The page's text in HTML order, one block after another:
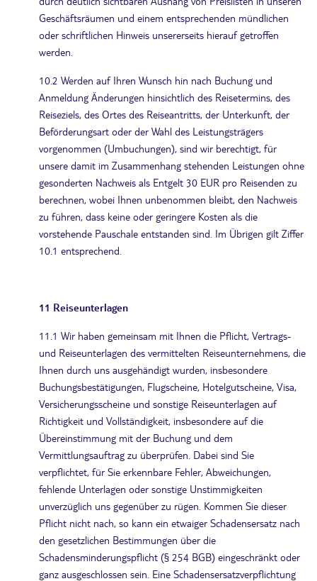
Geschäftsräumen und einem entsprechenden mündlichen
oder schriftlichen Hinweis unsererseits hierauf getroffen
werden.
10.2 Werden auf Ihren Wunsch hin nach Buchung und
Anmeldung Änderungen hinsichtlich des Reisetermins, des
Reiseziels, des Ortes des Reiseantritts, der Unterkunft, der
Beförderungsart oder der Wahl des Leistungsträgers
vorgenommen (Umbuchungen), sind wir berechtigt, für
unsere damit im Zusammenhang stehenden Leistungen ohne
gesonderten Nachweis als Entgelt 30 EUR pro Reisenden zu
berechnen, wobei Ihnen unbenommen bleibt, den Nachweis
zu führen, dass keine oder geringere Kosten als die
vorstehende Pauschale entstanden sind. Im Übrigen gilt Ziffer
10.1 entsprechend.
11 Reiseunterlagen
11.1 Wir haben gemeinsam mit Ihnen die Pflicht, Vertrags-
und Reiseunterlagen des vermittelten Reiseunternehmens, die
Ihnen durch uns ausgehändigt wurden, insbesondere
Buchungsbestätigungen, Flugscheine, Hotelgutscheine, Visa,
Versicherungsscheine und sonstige Reiseunterlagen auf
Richtigkeit und Vollständigkeit, insbesondere auf die
Übereinstimmung mit der Buchung und dem
Vermittlungsauftrag zu überprüfen. Dabei sind Sie
verpflichtet, für Sie erkennbare Fehler, Abweichungen,
fehlende Unterlagen oder sonstige Unstimmigkeiten
unverzüglich uns gegenüber zu rügen. Kommen Sie dieser
Pflicht nicht nach, so kann ein etwaiger Schadensersatz nach
den gesetzlichen Bestimmungen über die
Schadensminderungspflicht (§ 254 BGB) eingeschränkt oder
ganz ausgeschlossen sein. Eine Schadensersatzverpflichtung